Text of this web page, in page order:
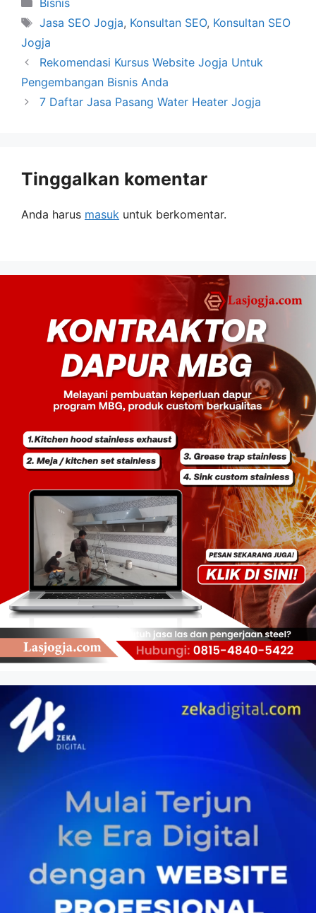
Tag
Jasa SEO Jogja, Konsultan SEO, Konsultan SEO
Jogja
Rekomendasi Kursus Website Jogja Untuk
Pengembangan Bisnis Anda
7 Daftar Jasa Pasang Water Heater Jogja
Tinggalkan komentar
Anda harus masuk untuk berkomentar.